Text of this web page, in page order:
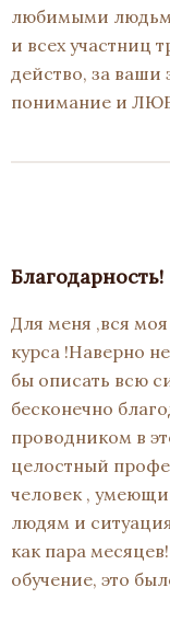
любимыми
и всех участниц
действо, за ваши
понимание и
Благодарность!
Для меня ,вся
курса !Наверно
бы описать всю
бесконечно
проводником в
целостный
человек ,
людям и
как пара
обучение, это